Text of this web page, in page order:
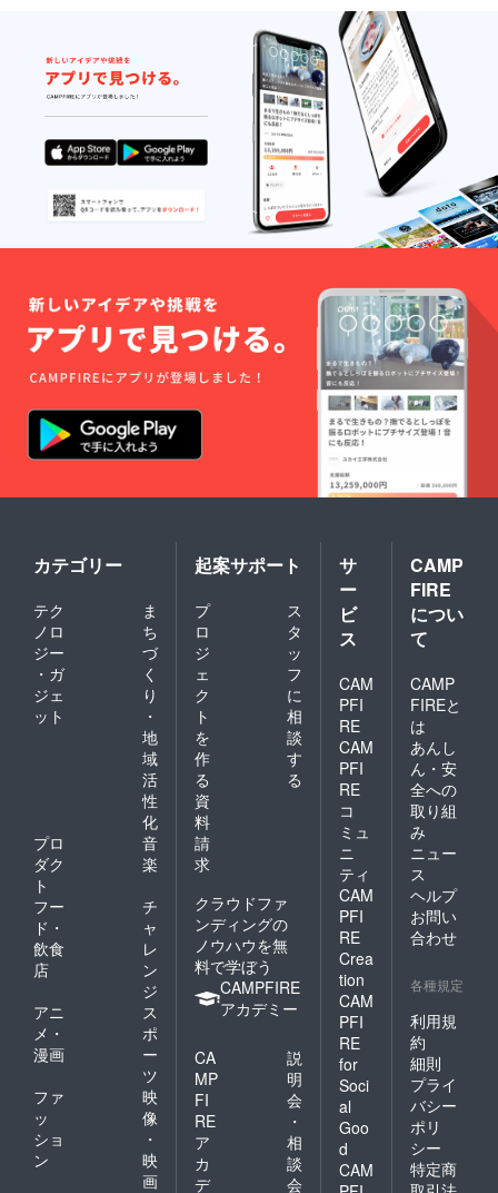
カテゴリー
テク
ノロ
ジー
・ガ
ジェ
ット
ま
ち
づ
く
り
・
地
域
活
性
化
プロ
ダク
ト
音
楽
フー
ド・
飲食
店
チ
ャ
レ
ン
ジ
アニ
メ・
漫画
ス
ポ
ー
ツ
ファ
ッ
ショ
ン
映
像
・
映
画
起案サポート
プ
ロ
ジ
ェ
ク
ト
を
作
る
ス
タ
ッ
フ
に
相
談
す
る
資
料
請
求
クラウドファ
ンディングの
ノウハウを無
料で学ぼう
CAMPFIRE
アカデミー
CA
MP
FI
RE
ア
カ
デ
説
明
会
・
相
談
会
サ
ー
ビ
ス
CAM
PFI
RE
CAM
PFI
RE
コ
ミュ
ニ
ティ
CAM
PFI
RE
Crea
tion
CAM
PFI
RE
for
Soci
al
Goo
d
CAM
CAMP
FIRE
につい
て
CAMP
FIREと
は
あんし
ん・安
全への
取り組
み
ニュー
ス
ヘルプ
お問い
合わせ
各種規定
利用規
約
細則
プライ
バシー
ポリ
シー
特定商